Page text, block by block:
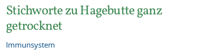
Stichworte zu Hagebutte ganz
getrocknet
Immunsystem